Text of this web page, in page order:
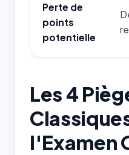
Perte de
points
potentielle
Les 4
l'Examen